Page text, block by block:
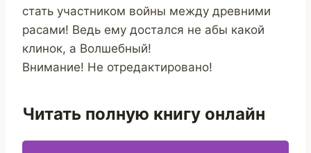
стать участником войны между древними
расами! Ведь ему достался не абы какой
клинок, а Волшебный!
Внимание! Не отредактировано!
Читать полную книгу онлайн